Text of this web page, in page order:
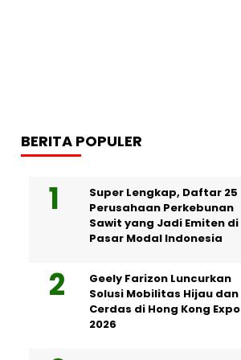
BERITA POPULER
Super Lengkap, Daftar 25
Perusahaan Perkebunan
Sawit yang Jadi Emiten di
Pasar Modal Indonesia
Geely Farizon Luncurkan
Solusi Mobilitas Hijau dan
Cerdas di Hong Kong Expo
2026